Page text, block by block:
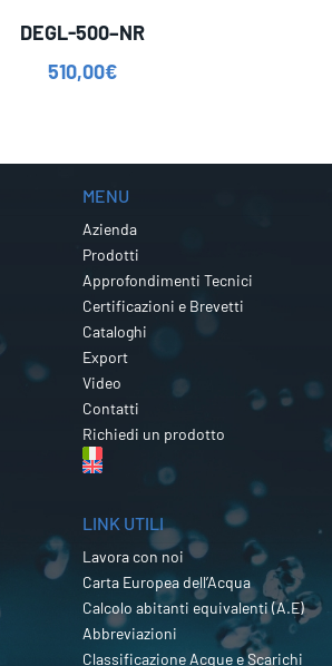
DEGL-500–NR
510,00€
MENU
Azienda
Prodotti
Approfondimenti Tecnici
Certificazioni e Brevetti
Cataloghi
Export
Video
Contatti
Richiedi un prodotto
LINK UTILI
Lavora con noi
Carta Europea dell’Acqua
Calcolo abitanti equivalenti (A.E)
Abbreviazioni
Classificazione Acque e Scarichi